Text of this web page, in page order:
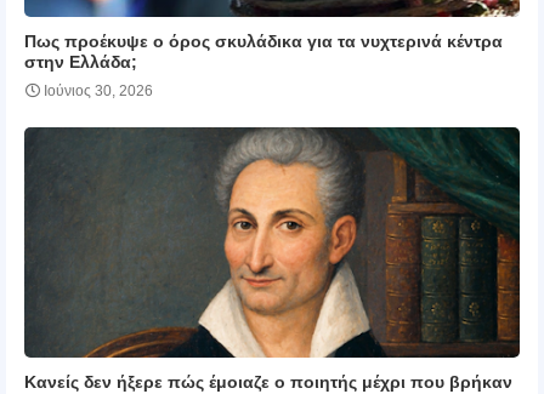
Πως προέκυψε ο όρος σκυλάδικα για τα νυχτερινά κέντρα
στην Ελλάδα;
Ιούνιος 30, 2026
Κανείς δεν ήξερε πώς έμοιαζε ο ποιητής μέχρι που βρήκαν